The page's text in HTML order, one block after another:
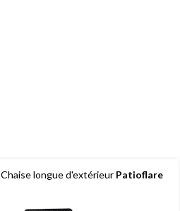
Chaise longue d'extérieur Patioflare